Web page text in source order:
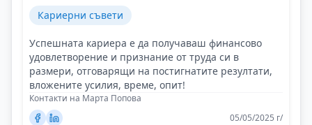
Кариерни съвети
Успешната кариера е да получаваш финансово
удовлетворение и признание от труда си в
размери, отговарящи на постигнатите резултати,
вложените усилия, време, опит!
Контакти на Марта Попова
05/05/2025 г/